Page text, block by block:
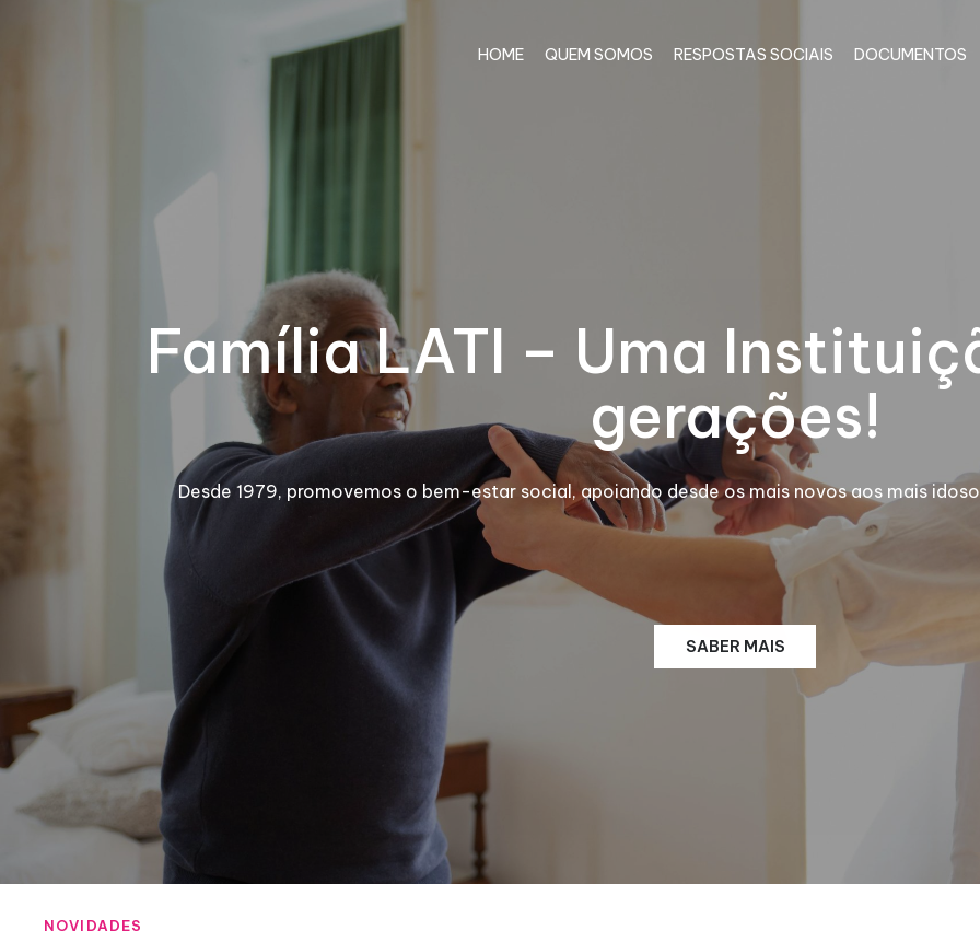
HOME QUEM SOMOS RESPOSTAS SOCIAIS DOCUMENTOS
Família LATI – Uma
gerações!
Desde 1979, promovemos o bem-estar social, apoiando desde os mais novos aos mais
SABER MAIS
NOVIDADES